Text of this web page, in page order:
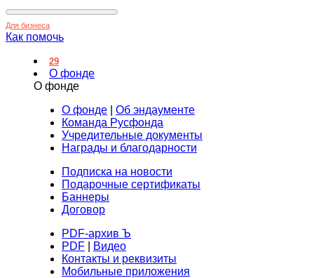
Для бизнеса
Как помочь
29
О фонде
О фонде
О фонде
Об эндаументе
Команда Русфонда
Учредительные документы
Награды и благодарности
Подписка на новости
Подарочные сертификаты
Баннеры
Договор
PDF-архив Ъ
PDF
Видео
Контакты и реквизиты
Мобильные приложения